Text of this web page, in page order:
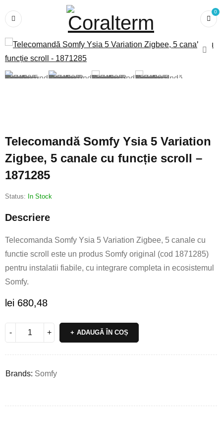
0
Telecomandă Somfy Ysia 5 Variation
Zigbee, 5 canale cu funcție scroll –
1871285
Status: In Stock
Descriere
Telecomanda Somfy Ysia 5 Variation Zigbee, 5 canale cu
functie scroll este un produs Somfy original (cod 1871285)
pentru instalatii fiabile, cu integrare completa in ecosistemul
Somfy.
lei 680,48
ADAUGĂ ÎN COȘ
Brands: Somfy